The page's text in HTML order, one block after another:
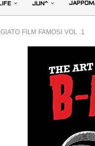
JUN^
FILM FAMOSI VOL .1